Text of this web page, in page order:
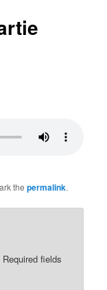
thepermalink.
Required fields